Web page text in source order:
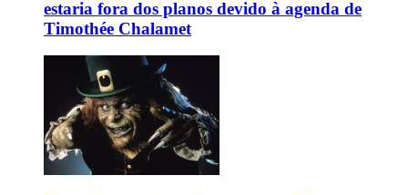
estaria fora dos planos devido à agenda de
Timothée Chalamet